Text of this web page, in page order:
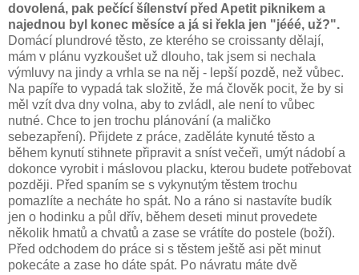
dovolená, pak pečící šílenství před Apetit piknikem a
najednou byl konec měsíce a já si řekla jen "jééé, už?".
Domácí plundrové těsto, ze kterého se croissanty dělají,
mám v plánu vyzkoušet už dlouho, tak jsem si nechala
výmluvy na jindy a vrhla se na něj - lepší pozdě, než vůbec.
Na papíře to vypadá tak složitě, že má člověk pocit, že by si
měl vzít dva dny volna, aby to zvládl, ale není to vůbec
nutné. Chce to jen trochu plánování (a maličko
sebezapření). Přijdete z práce, zaděláte kynuté těsto a
během kynutí stihnete připravit a sníst večeři, umýt nádobí a
dokonce vyrobit i máslovou placku, kterou budete potřebovat
později. Před spaním se s vykynutým těstem trochu
pomazlíte a necháte ho spát. No a ráno si nastavíte budík
jen o hodinku a půl dřív, během deseti minut provedete
několik hmatů a chvatů a zase se vrátíte do postele (boží).
Před odchodem do práce si s těstem ještě asi pět minut
pokecáte a zase ho dáte spát. Po návratu máte dvě